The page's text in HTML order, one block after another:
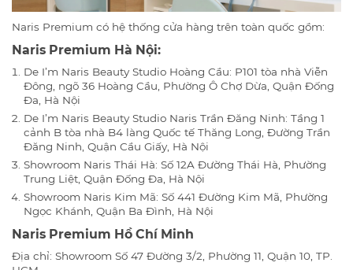
Naris Premium có hệ thống cửa hàng trên toàn quốc gồm:
Naris Premium Hà Nội:
De I’m Naris Beauty Studio Hoàng Cầu: P101 tòa nhà Viễn
Đông, ngõ 36 Hoàng Cầu, Phường Ô Chợ Dừa, Quận Đống
Đa, Hà Nội
De I’m Naris Beauty Studio Naris Trần Đăng Ninh: Tầng 1
cảnh B tòa nhà B4 làng Quốc tế Thăng Long, Đường Trần
Đăng Ninh, Quận Cầu Giấy, Hà Nội
Showroom Naris Thái Hà: Số 12A Đường Thái Hà, Phường
Trung Liệt, Quận Đống Đa, Hà Nội
Showroom Naris Kim Mã: Số 441 Đường Kim Mã, Phường
Ngọc Khánh, Quận Ba Đình, Hà Nội
Naris Premium Hồ Chí Minh
Địa chỉ: Showroom Số 47 Đường 3/2, Phường 11, Quận 10, TP.